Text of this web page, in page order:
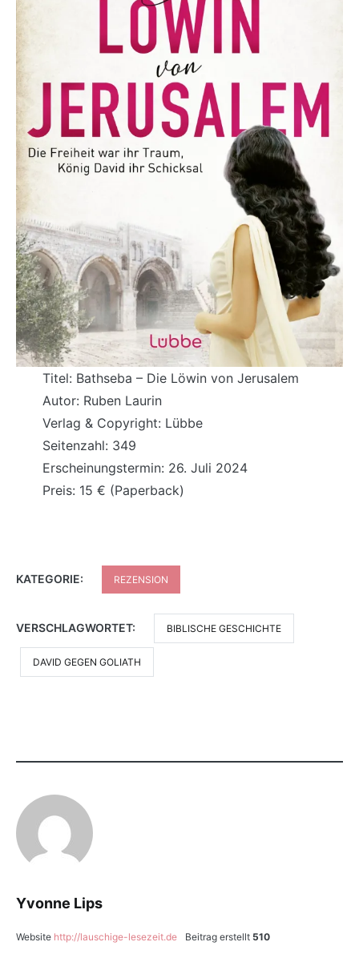
Titel: Bathseba – Die Löwin von Jerusalem
Autor: Ruben Laurin
Verlag & Copyright: Lübbe
Seitenzahl: 349
Erscheinungstermin: 26. Juli 2024
Preis: 15 € (Paperback)
KATEGORIE: REZENSION
VERSCHLAGWORTET: BIBLISCHE GESCHICHTE
DAVID GEGEN GOLIATH
Yvonne Lips
Website http://lauschige-lesezeit.de Beitrag erstellt 510